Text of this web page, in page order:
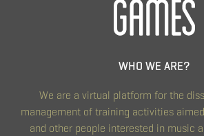
WHO WE ARE?
We are a virtual platform for the
management of training activities
and other people interested in music